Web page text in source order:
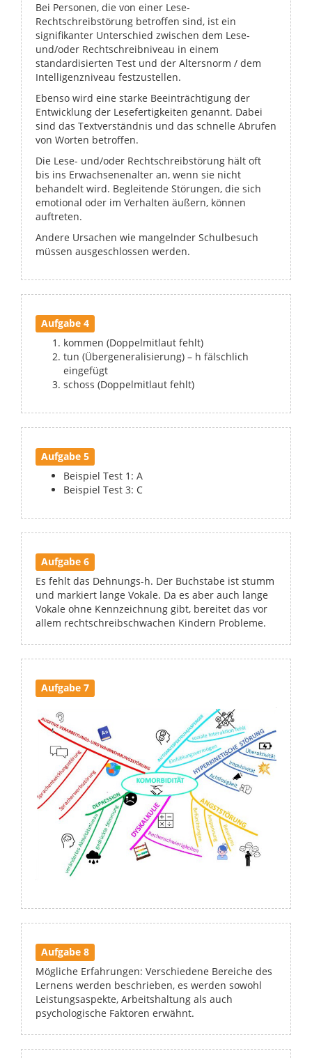
Bei Personen, die von einer Lese-
Rechtschreibstörung betroffen sind, ist ein
signifikanter Unterschied zwischen dem Lese-
und/oder Rechtschreibniveau in einem
standardisierten Test und der Altersnorm / dem
Intelligenzniveau festzustellen.
Ebenso wird eine starke Beeinträchtigung der
Entwicklung der Lesefertigkeiten genannt. Dabei
sind das Textverständnis und das schnelle Abrufen
von Worten betroffen.
Die Lese- und/oder Rechtschreibstörung hält oft
bis ins Erwachsenenalter an, wenn sie nicht
behandelt wird. Begleitende Störungen, die sich
emotional oder im Verhalten äußern, können
auftreten.
Andere Ursachen wie mangelnder Schulbesuch
müssen ausgeschlossen werden.
Aufgabe 4
kommen (Doppelmitlaut fehlt)
tun (Übergeneralisierung) – h fälschlich
eingefügt
schoss (Doppelmitlaut fehlt)
Aufgabe 5
Beispiel Test 1: A
Beispiel Test 3: C
Aufgabe 6
Es fehlt das Dehnungs-h. Der Buchstabe ist stumm
und markiert lange Vokale. Da es aber auch lange
Vokale ohne Kennzeichnung gibt, bereitet das vor
allem rechtschreibschwachen Kindern Probleme.
Aufgabe 7
Aufgabe 8
Mögliche Erfahrungen: Verschiedene Bereiche des
Lernens werden beschrieben, es werden sowohl
Leistungsaspekte, Arbeitshaltung als auch
psychologische Faktoren erwähnt.